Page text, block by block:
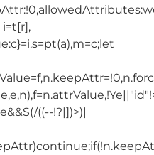
((--!?|])>)|